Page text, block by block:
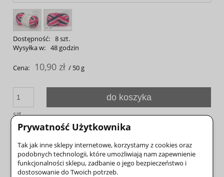
Prywatność Użytkownika
Tak jak inne sklepy internetowe, korzystamy z cookies oraz
podobnych technologii, które umożliwiają nam zapewnienie
funkcjonalności sklepu, zadbanie o jego bezpieczeństwo i
dostosowanie do Twoich potrzeb.
Dostępność: 8 szt.
Wysyłka w: 48 godzin
Cena: 10,90 zł / 50 g
szt.
do koszyka
Producent: Schachenmayr
zapytaj o produkt
poleć znajomemu